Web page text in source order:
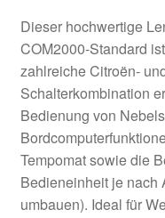
Dieser hochwertige
COM2000-Standard
zahlreiche Citroën-
Schalterkombination
Bedienung von
Tempomat sowie die
Bedieneinheit je nach
umbauen). Ideal für